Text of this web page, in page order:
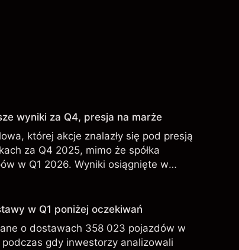
wyniki za Q4, presja na marże
której akcje znalazły się pod presją
za Q4 2025, mimo że spółka
w Q1 2026. Wyniki osiągnięte w
przyszłych rezultatów.
w Q1 poniżej oczekiwań
o dostawach 358 023 pojazdów w
gdy inwestorzy analizowali